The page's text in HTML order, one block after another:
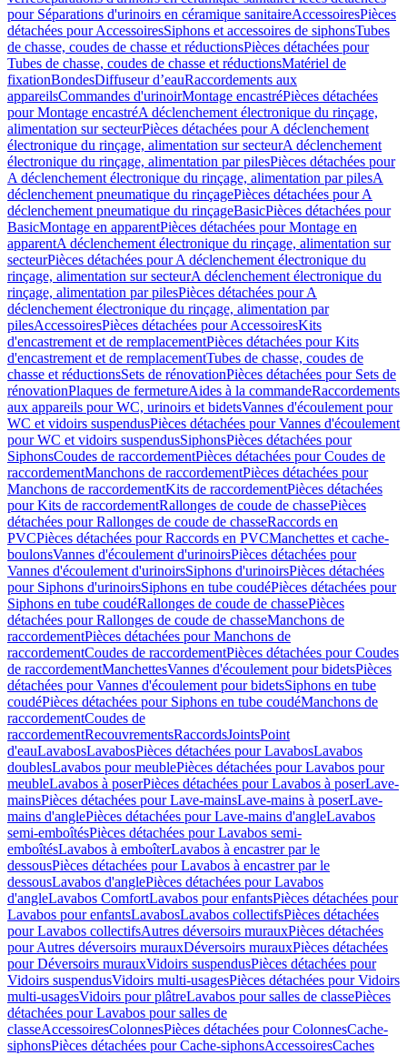
pour Séparations d'urinoirs en céramique sanitaireAccessoiresPièces
détachées pour AccessoiresSiphons et accessoires de siphonsTubes
de chasse, coudes de chasse et réductionsPièces détachées pour
Tubes de chasse, coudes de chasse et réductionsMatériel de
fixationBondesDiffuseur d’eauRaccordements aux
appareilsCommandes d'urinoirMontage encastréPièces détachées
pour Montage encastréA déclenchement électronique du rinçage,
alimentation sur secteurPièces détachées pour A déclenchement
électronique du rinçage, alimentation sur secteurA déclenchement
électronique du rinçage, alimentation par pilesPièces détachées pour
A déclenchement électronique du rinçage, alimentation par pilesA
déclenchement pneumatique du rinçagePièces détachées pour A
déclenchement pneumatique du rinçageBasicPièces détachées pour
BasicMontage en apparentPièces détachées pour Montage en
apparentA déclenchement électronique du rinçage, alimentation sur
secteurPièces détachées pour A déclenchement électronique du
rinçage, alimentation sur secteurA déclenchement électronique du
rinçage, alimentation par pilesPièces détachées pour A
déclenchement électronique du rinçage, alimentation par
pilesAccessoiresPièces détachées pour AccessoiresKits
d'encastrement et de remplacementPièces détachées pour Kits
d'encastrement et de remplacementTubes de chasse, coudes de
chasse et réductionsSets de rénovationPièces détachées pour Sets de
rénovationPlaques de fermetureAides à la commandeRaccordements
aux appareils pour WC, urinoirs et bidetsVannes d'écoulement pour
WC et vidoirs suspendusPièces détachées pour Vannes d'écoulement
pour WC et vidoirs suspendusSiphonsPièces détachées pour
SiphonsCoudes de raccordementPièces détachées pour Coudes de
raccordementManchons de raccordementPièces détachées pour
Manchons de raccordementKits de raccordementPièces détachées
pour Kits de raccordementRallonges de coude de chassePièces
détachées pour Rallonges de coude de chasseRaccords en
PVCPièces détachées pour Raccords en PVCManchettes et cache-
boulonsVannes d'écoulement d'urinoirsPièces détachées pour
Vannes d'écoulement d'urinoirsSiphons d'urinoirsPièces détachées
pour Siphons d'urinoirsSiphons en tube coudéPièces détachées pour
Siphons en tube coudéRallonges de coude de chassePièces
détachées pour Rallonges de coude de chasseManchons de
raccordementPièces détachées pour Manchons de
raccordementCoudes de raccordementPièces détachées pour Coudes
de raccordementManchettesVannes d'écoulement pour bidetsPièces
détachées pour Vannes d'écoulement pour bidetsSiphons en tube
coudéPièces détachées pour Siphons en tube coudéManchons de
raccordementCoudes de
raccordementRecouvrementsRaccordsJointsPoint
d'eauLavabosLavabosPièces détachées pour LavabosLavabos
doublesLavabos pour meublePièces détachées pour Lavabos pour
meubleLavabos à poserPièces détachées pour Lavabos à poserLave-
mainsPièces détachées pour Lave-mainsLave-mains à poserLave-
mains d'anglePièces détachées pour Lave-mains d'angleLavabos
semi-emboîtésPièces détachées pour Lavabos semi-
emboîtésLavabos à emboîterLavabos à encastrer par le
dessousPièces détachées pour Lavabos à encastrer par le
dessousLavabos d'anglePièces détachées pour Lavabos
d'angleLavabos ComfortLavabos pour enfantsPièces détachées pour
Lavabos pour enfantsLavabosLavabos collectifsPièces détachées
pour Lavabos collectifsAutres déversoirs murauxPièces détachées
pour Autres déversoirs murauxDéversoirs murauxPièces détachées
pour Déversoirs murauxVidoirs suspendusPièces détachées pour
Vidoirs suspendusVidoirs multi-usagesPièces détachées pour Vidoirs
multi-usagesVidoirs pour plâtreLavabos pour salles de classePièces
détachées pour Lavabos pour salles de
classeAccessoiresColonnesPièces détachées pour ColonnesCache-
siphonsPièces détachées pour Cache-siphonsAccessoiresCaches